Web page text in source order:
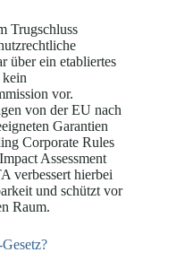
Trugschluss
über ein etabliertes
vor.
von der EU nach
Garantien
Corporate Rules
Assessment
verbessert hierbei
und schützt vor
Raum.